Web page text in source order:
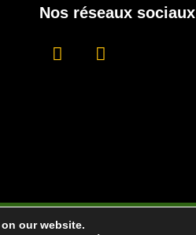
Nos réseaux sociaux
our website.